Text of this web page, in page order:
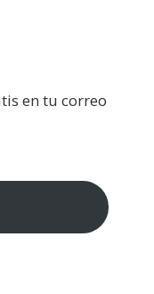
en tu correo